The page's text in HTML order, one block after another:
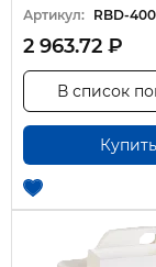
Артикул: RBD-400
2 963.72 ₽
Купить
В список